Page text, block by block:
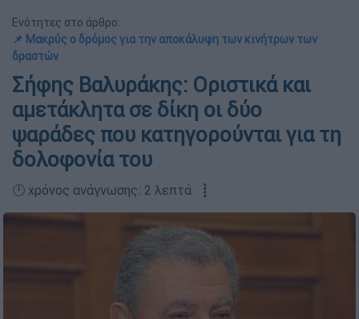
Ενότητες στο άρθρο:
📌 Μακρύς ο δρόμος για την αποκάλυψη των κινήτρων των
δραστών
Σήφης Βαλυράκης: Οριστικά και
αμετάκλητα σε δίκη οι δύο
ψαράδες που κατηγορούνται για τη
δολοφονία του
🕛 χρόνος ανάγνωσης: 2 λεπτά ┋